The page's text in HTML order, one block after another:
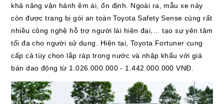
khả năng vận hành êm ái, ổn định. Ngoài ra, mẫu xe này
còn được trang bị gói an toàn Toyota Safety Sense cùng rất
nhiều công nghệ hỗ trợ người lái hiện đại,… tạo sự yên tâm
tối đa cho người sử dụng. Hiện tại, Toyota Fortuner cung
cấp cả tùy chọn lắp ráp trong nước và nhập khẩu với giá
bán dao động từ 1.026.000.000 - 1.442.000.000 VNĐ.